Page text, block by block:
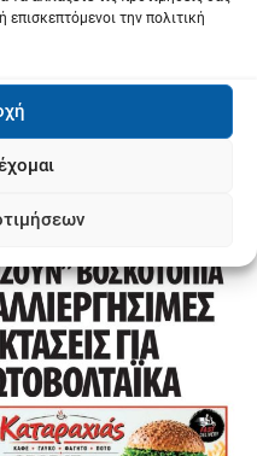
την πολιτική